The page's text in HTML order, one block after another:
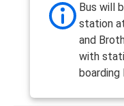
Bus will
station
and
with
boarding